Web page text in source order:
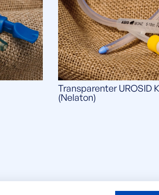
Transparenter UROSID
(Nelaton)